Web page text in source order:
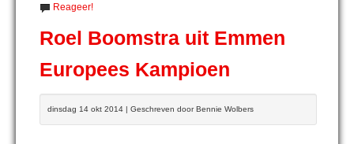
Reageer!
Roel Boomstra uit Emmen
Europees Kampioen
dinsdag 14 okt 2014 | Geschreven door Bennie Wolbers